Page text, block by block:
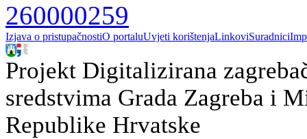
260000259
Izjava o pristupačnostiO portaluUvjeti korištenjaLinkoviSuradnici
Projekt Digitalizirana
sredstvima Grada Zagreba i
Republike Hrvatske